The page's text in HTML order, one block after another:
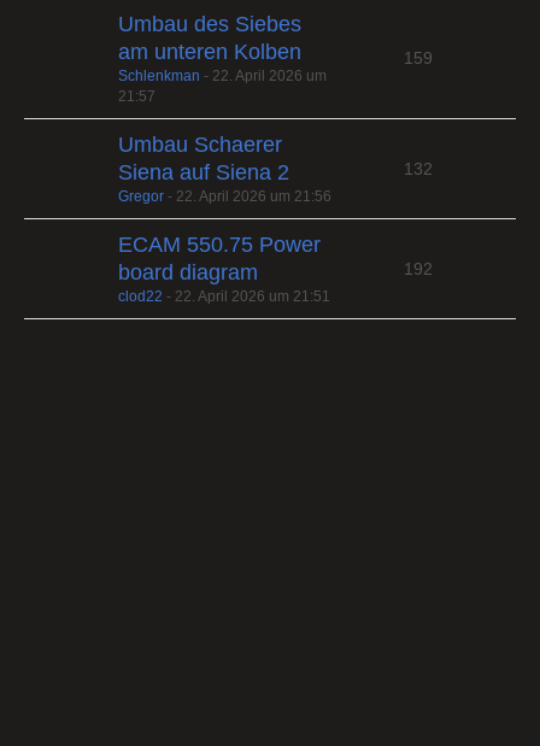
Umbau des Siebes
am unteren Kolben
Schlenkman - 22. April 2026 um
21:57
159
Umbau Schaerer
Siena auf Siena 2
Gregor - 22. April 2026 um 21:56
132
ECAM 550.75 Power
board diagram
clod22 - 22. April 2026 um 21:51
192